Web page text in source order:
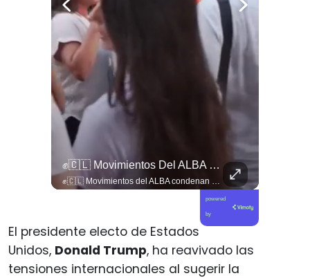
✊🇨🇱 Movimientos Del ALBA Condenan Bloqueo Petrolero De EE.
✊🇨🇱 Movimientos del ALBA condenan bloqueo petrolero de EE.UU. a Cuba y defienden a Raúl Castro 🏛️🇨🇺 ➡️ En la IV Asamblea Continental del ALBA en La Habana, delegados internacionales denunciaron los graves impactos del bloqueo energético sobre los hospitales cubanos. Además, rechazaron las acusaciones de EE.UU. contra el expresidente Raúl Castro, calificándolas de persecución política que amenaza la soberanía regional. 🗣️📋 Revisa esta y otras noticias en www.elciudadano.com
powered
by
El presidente electo de Estados
Unidos, Donald Trump, ha reavivado las
tensiones internacionales al sugerir la